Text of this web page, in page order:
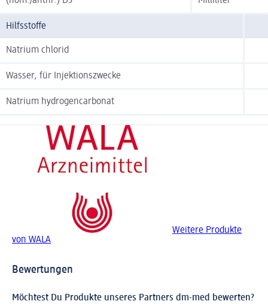
Hilfsstoffe
Natrium chlorid
Wasser, für Injektionszwecke
Natrium hydrogencarbonat
Weitere Produkte
von WALA
Bewertungen
Möchtest Du Produkte unseres Partners dm-med bewerten?